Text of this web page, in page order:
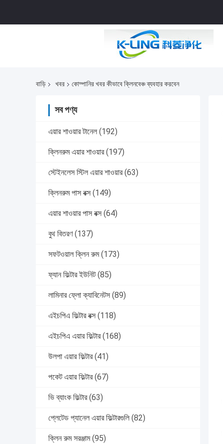
বাড়ি খবর কোম্পানির খবর কীভাবে ক্লিনবেঞ্চ ব্যবহার করবেন
সব পণ্য
এয়ার শাওয়ার টানেল (192)
ক্লিনরুম এয়ার শাওয়ার (197)
স্টেইনলেস স্টিল এয়ার শাওয়ার (63)
ক্লিনরুম পাস বক্স (149)
এয়ার শাওয়ার পাস বক্স (64)
বুথ বিতরণ (137)
সফটওয়াল ক্লিন রুম (173)
ফ্যান ফিল্টার ইউনিট (85)
লামিনার ফ্লো ক্যাবিনেটস (89)
এইচপিএ ফিল্টার বক্স (118)
এইচপিএ এয়ার ফিল্টার (168)
উলপা এয়ার ফিল্টার (41)
পকেট এয়ার ফিল্টার (67)
ভি ব্যাংক ফিল্টার (63)
প্লেটেড প্যানেল এয়ার ফিল্টারগুলি (82)
ক্লিন রুম সরঞ্জাম (95)